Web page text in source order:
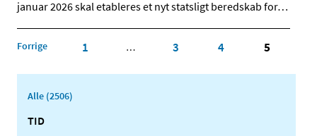
januar 2026 skal etableres et nyt statsligt beredskab for…
Forrige 1 … 3 4 5
Alle (2506)
TID